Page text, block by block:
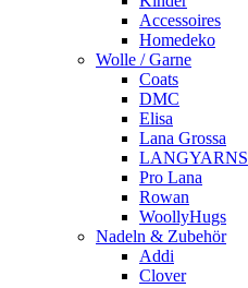
Accessoires
Homedeko
Wolle / Garne
Coats
DMC
Elisa
Lana Grossa
LANGYARNS
Pro Lana
Rowan
WoollyHugs
Nadeln & Zubehör
Addi
Clover